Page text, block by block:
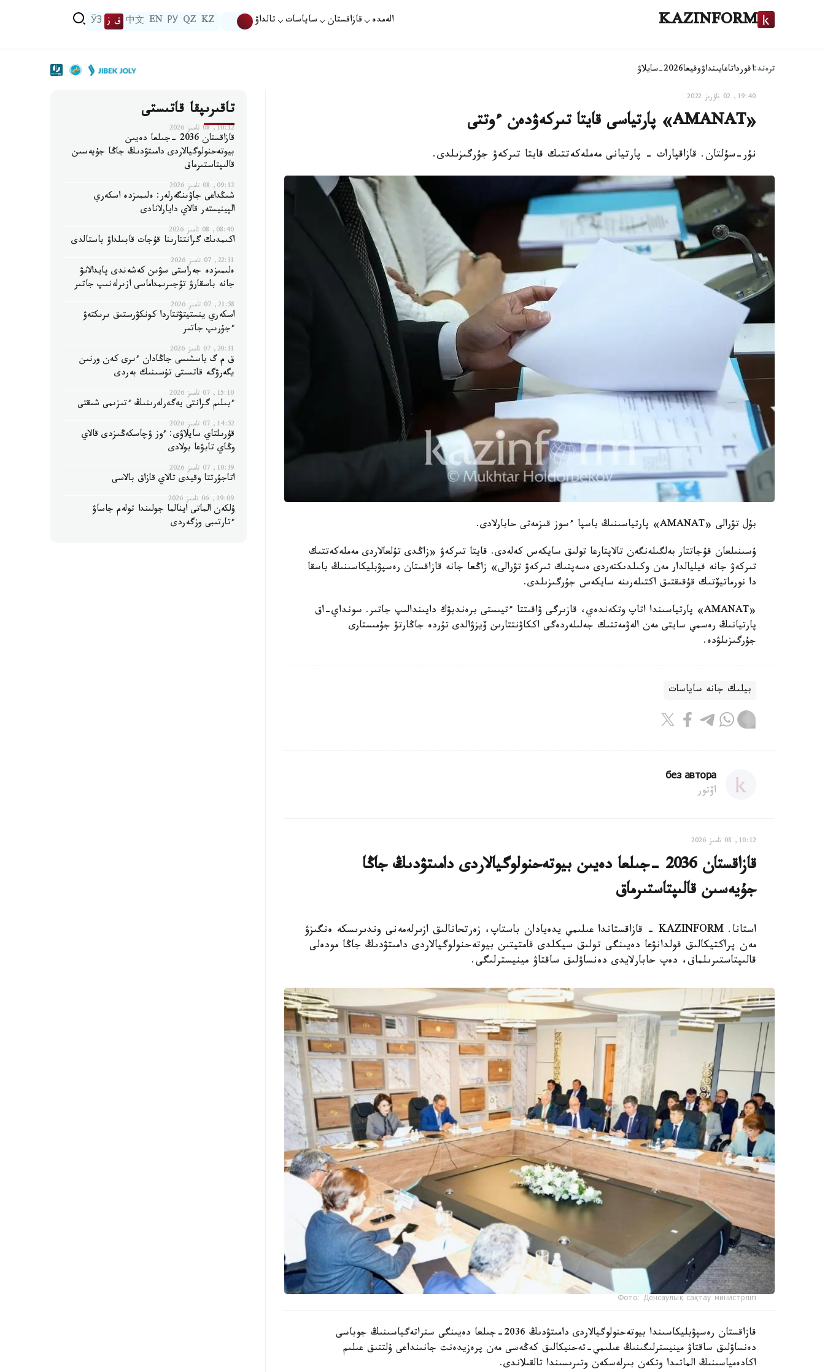
KAZINFORM الەمدە قازاقستان ساياسات تالداۋ KZ
QZ
РУ
EN
中文 ق ز ЎЗ
ترەند:اقورداتاعايىنداۋوقيعا2026-سايلاۋ
19:40, 02 ناۋرىز 2022
«AMANAT» پارتياسى قايتا تىركەۋدەن ءوتتى
نۇر-سۇلتان. قازاقپارات - پارتيانى مەملەكەتتىك قايتا تىركەۋ جۇرگىزىلدى.
بۇل تۋرالى «AMANAT» پارتياسىنىڭ باسپا ءسوز قىزمەتى حابارلادى.
ۇسىنىلعان قۇجاتتار بەلگىلەنگەن تالاپتارعا تولىق سايكەس كەلەدى. قايتا تىركەۋ «زاڭدى تۇلعالاردى مەملەكەتتىك
تىركەۋ جانە فيليالدار مەن وكىلدىكتەردى ەسەپتىك تىركەۋ تۋرالى» زاڭعا جانە قازاقستان رەسپۋبليكاسىنىڭ باسقا
دا نورماتيۆتىك قۇقىقتىق اكتىلەرىنە سايكەس جۇرگىزىلدى.
«AMANAT» پارتياسىندا اتاپ وتكەندەي، قازىرگى ۋاقىتتا ءتيىستى برەندبۋك دايىندالىپ جاتىر. سونداي-اق
پارتيانىڭ رەسمي سايتى مەن الەۋمەتتىك جەلىلەردەگى اككاۋنتتارىن ۆيزۋالدى تۇردە جاڭارتۋ جۇمىستارى
جۇرگىزىلۋدە.
بيلىك جانە ساياسات
без автора
اۆتور
10:12, 08 تامىز 2026
قازاقستان 2036 -جىلعا دەيىن بيوتەحنولوگيالاردى دامىتۋدىڭ جاڭا
جۇيەسىن قالىپتاستىرماق
استانا. KAZINFORM - قازاقستاندا عىلىمي يدەيادان باستاپ، زەرتحانالىق ازىرلەمەنى وندىرىسكە ەنگىزۋ
مەن پراكتيكالىق قولدانۋعا دەيىنگى تولىق سيكلدى قامتيتىن بيوتەحنولوگيالاردى دامىتۋدىڭ جاڭا مودەلى
قالىپتاستىرىلماق، دەپ حابارلايدى دەنساۋلىق ساقتاۋ مينيسترلىگى.
Фото: Денсаулық сақтау министрлігі
قازاقستان رەسپۋبليكاسىندا بيوتەحنولوگيالاردى دامىتۋدىڭ 2036-جىلعا دەيىنگى ستراتەگياسىنىڭ جوباسى
دەنساۋلىق ساقتاۋ مينيسترلىگىنىڭ عىلىمي-تەحنيكالىق كەڭەسى مەن پرەزيدەنت جانىنداعى ۇلتتىق عىلىم
اكادەمياسىنىڭ الماتىدا وتكەن بىرلەسكەن وتىرىسىندا تالقىلاندى.
تاقىرىپقا قاتىستى
10:12, 08 تامىز 2026
قازاقستان 2036 -جىلعا دەيىن
بيوتەحنولوگيالاردى دامىتۋدىڭ جاڭا جۇيەسىن
قالىپتاستىرماق
09:12, 08 تامىز 2026
شىڭداعى جاۋىنگەرلەر: ەلىمىزدە اسكەري
الپينيستەر قالاي دايارلانادى
08:40, 08 تامىز 2026
اكىمدىك گرانتتارىنا قۇجات قابىلداۋ باستالدى
22:31, 07 تامىز 2026
ەلىمىزدە جەراستى سۋىن كەشەندى پايدالانۋ
جانە باسقارۋ تۇجىرىمداماسى ازىرلەنىپ جاتىر
21:58, 07 تامىز 2026
اسكەري ينستيتۋتتاردا كونكۋرستىق ىرىكتەۋ
ءجۇرىپ جاتىر
20:31, 07 تامىز 2026
ق م گ باسشىسى جاڭادان ءىرى كەن ورنىن
يگەرۋگە قاتىستى تۇسىنىك بەردى
15:10, 07 تامىز 2026
ءبىلىم گرانتى يەگەرلەرىنىڭ ءتىزىمى شىقتى
14:52, 07 تامىز 2026
قۇرىلتاي سايلاۋى: ءوز ۋچاسكەڭىزدى قالاي
وڭاي تابۋعا بولادى
10:39, 07 تامىز 2026
اتاجۇرتتا وقيدى تالاي قازاق بالاسى
19:09, 06 تامىز 2026
ۇلكەن الماتى اينالما جولىندا تولەم جاساۋ
ءتارتىبى وزگەردى